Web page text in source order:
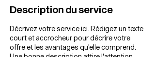
Description du service
Décrivez votre service ici. Rédigez un texte
court et accrocheur pour décrire votre
offre et les avantages qu'elle comprend.